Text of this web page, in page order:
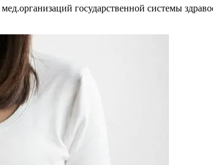
государственной системы